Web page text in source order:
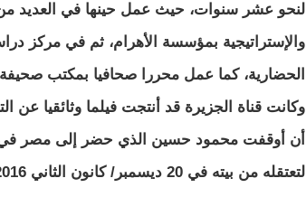
لنحو عشر سنوات، حيث عمل حينها في العديد
والإستراتيجية بمؤسسة الأهرام، ثم في مركز
الحضارية، كما عمل محررا صحافيا بمكتب
وكانت قناة الجزيرة قد أنتجت فيلما وثائقيا
لتعتقله من بيته في 20 ديسمبر/ كانون الثاني 2016. وبعد إخفائه ليومين،